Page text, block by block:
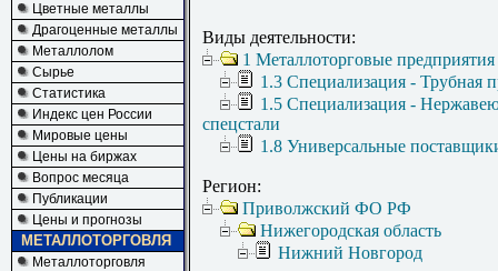
Цветные металлы
Драгоценные металлы
Металлолом
Сырье
Статистика
Индекс цен России
Мировые цены
Цены на биржах
Вопрос месяца
Публикации
Цены и прогнозы
МЕТАЛЛОТОРГОВЛЯ
Металлоторговля
Виды деятельности:
1 Металлоторговые
1.3 Специализация - Трубная
1.5 Специализация -
спецстали
1.8 Универсальные
Регион:
Приволжский ФО РФ
Нижегородская область
Нижний Новгород